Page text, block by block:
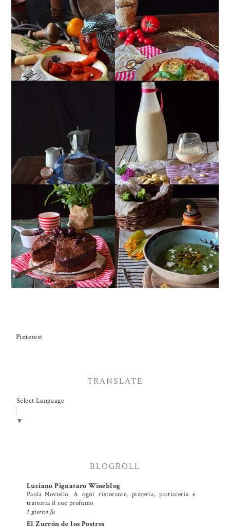
PEPERONI ALLA
PIEMONTESE
GIRANDOLE DI
RICOTTA
MUG CAKE AL
CIOCCOLATO
MANDORLITO
TORTA DOPPIO
CIOCCOLATO E
CILIEGIE
CREMA ESTIVA DI
ZUCCHINE CON FIORI E
FETA
Pinterest
TRANSLATE
Select Language
▼
BLOGROLL
Luciano Pignataro Wineblog
Paola Noviello. A ogni ristorante, pizzeria, pasticceria e
trattoria il suo profumo
1 giorno fa
El Zurrón de los Postres